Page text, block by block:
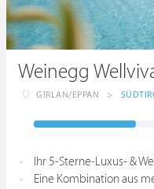
Weinegg
GIRLAN/EPPAN >
Ihr 5-Sterne-Luxus- &
Eine Kombination aus